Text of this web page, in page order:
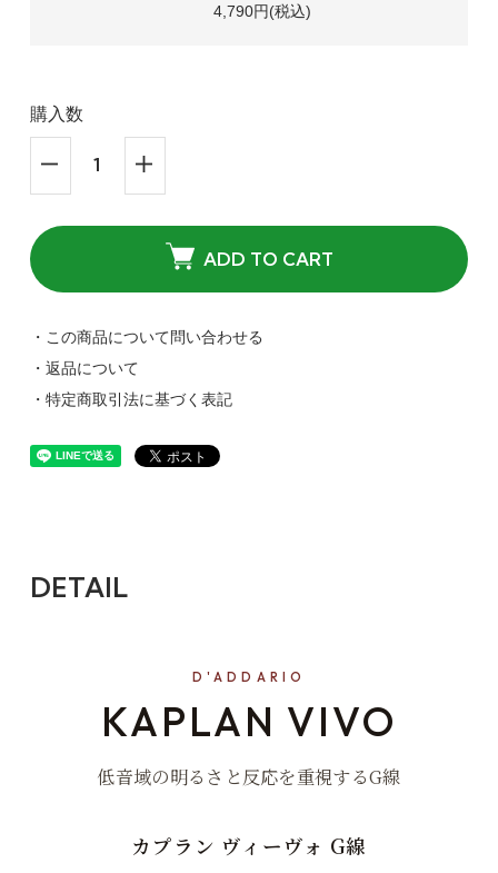
4,790円(税込)
購入数
ADD TO CART
・この商品について問い合わせる
・返品について
・特定商取引法に基づく表記
DETAIL
D'ADDARIO
KAPLAN VIVO
低音域の明るさと反応を重視するG線
カプラン ヴィーヴォ G線